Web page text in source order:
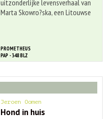
PROMETHEUS
PAP - 348 BLZ
uitzonderlijke levensverhaal van
Marta Skowro?ska, een Litouwse
Jeroen Oomen
Hond in huis